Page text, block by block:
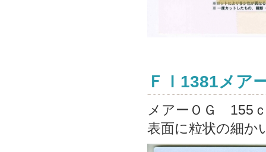
ＦＩ1381メア
メアーＯＧ 155
表面に粒状の細か